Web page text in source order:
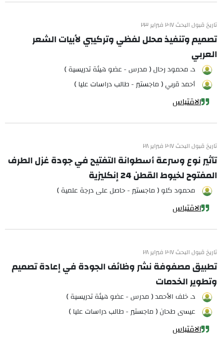
تاريخ قبول البحث ٢٠١٧ فبراير ٢٣
تصميم وتنفيذ محلل لفظي وتركيبي لأبيات الشعر
العربي
د. محمود رحال ( مدرس - عضو هيئة تدريسية )
أحمد قربي ( ماجستير - طالب دراسات عليا )
الاقتباس
تاريخ قبول البحث ٢٠١٧ فبراير ٢٨
تأثير نوع وسرعة أسطوانة التفتيح في جودة غزل الطرف
المفتوح لخيوط القطن 24 إنكليزية
محمود كلو ( ماجستير - حاصل على درجة علمية )
الاقتباس
تاريخ قبول البحث ٢٠١٧ فبراير ٢٨
تطبيق مصفوفة نشر وظائف الجودة في إعادة تصميم
وتطوير الخدمات
د. خلف الأحمد ( مدرس - عضو هيئة تدريسية )
عيسى طحان ( ماجستير - طالب دراسات عليا )
الاقتباس